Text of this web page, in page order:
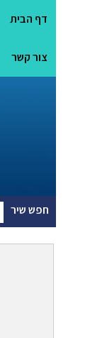
דף הבית
צור קשר
חפש שיר